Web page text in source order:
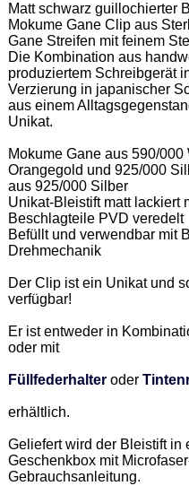
Matt schwarz guillochierter
Mokume Gane Clip aus
Gane Streifen mit feinem
Die Kombination aus
produziertem Schreibgerät
Verzierung in japanischer
aus einem
Unikat.
Mokume Gane aus 590/
Orangegold und 925/000
aus 925/000 Silber
Unikat-Bleistift matt lackiert
Beschlagteile PVD veredelt
Befüllt und verwendbar mit
Drehmechanik
Der Clip ist ein Unikat und
verfügbar!
Er ist entweder in
oder mit
Füllfederhalter oder
erhältlich.
Geliefert wird der Bleistift in
Geschenkbox mit
Gebrauchsanleitung.